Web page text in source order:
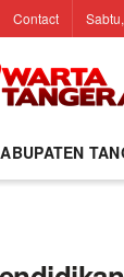
Contact